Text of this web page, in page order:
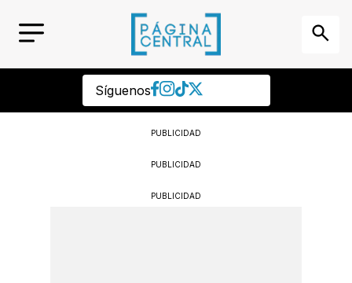
Síguenos
PUBLICIDAD
PUBLICIDAD
PUBLICIDAD